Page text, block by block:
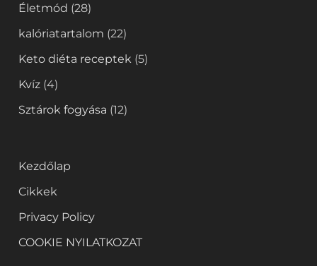
Életmód (28)
kalóriatartalom (22)
Keto diéta receptek (5)
Kvíz (4)
Sztárok fogyása (12)
Kezdőlap
Cikkek
Privacy Policy
COOKIE NYILATKOZAT